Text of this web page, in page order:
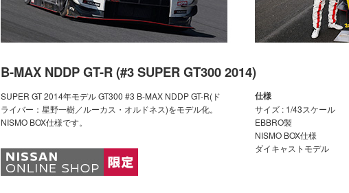
B-MAX NDDP GT-R (#3 SUPER GT300 2014)
SUPER GT 2014年モデル GT300 #3 B-MAX NDDP GT-R(ド
ライバー：星野一樹／ルーカス・オルドネス)をモデル化。
NISMO BOX仕様です。
仕様
サイズ : 1/43スケール
EBBRO製
NISMO BOX仕様
ダイキャストモデル